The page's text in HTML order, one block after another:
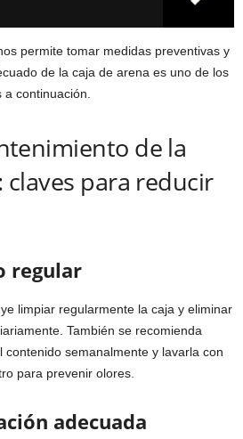
permite tomar medidas preventivas y
de la caja de arena es uno de los
continuación.
de la
claves para reducir
regular
limpiar regularmente la caja y eliminar
También se recomienda
semanalmente y lavarla con
para prevenir olores.
adecuada